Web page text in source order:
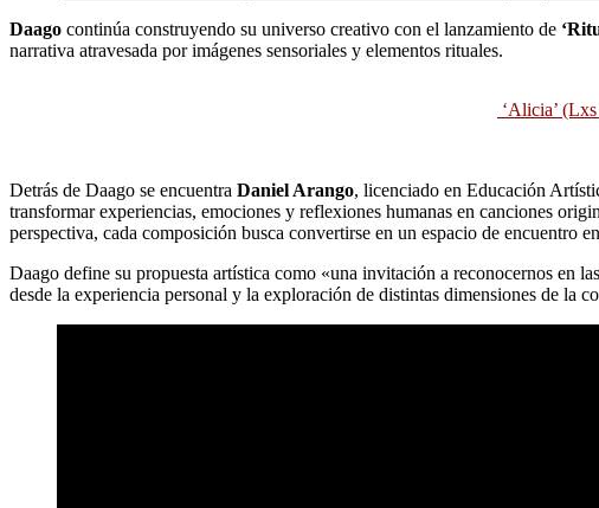
Daago continúa construyendo su universo creativo con el lanzamiento de
narrativa atravesada por imágenes sensoriales y elementos rituales.
‘Alicia’
Detrás de Daago se encuentra Daniel Arango, licenciado en Educación
transformar experiencias, emociones y reflexiones humanas en canciones
perspectiva, cada composición busca convertirse en un espacio de encuentro
Daago define su propuesta artística como «una invitación a reconocernos en
desde la experiencia personal y la exploración de distintas dimensiones de la